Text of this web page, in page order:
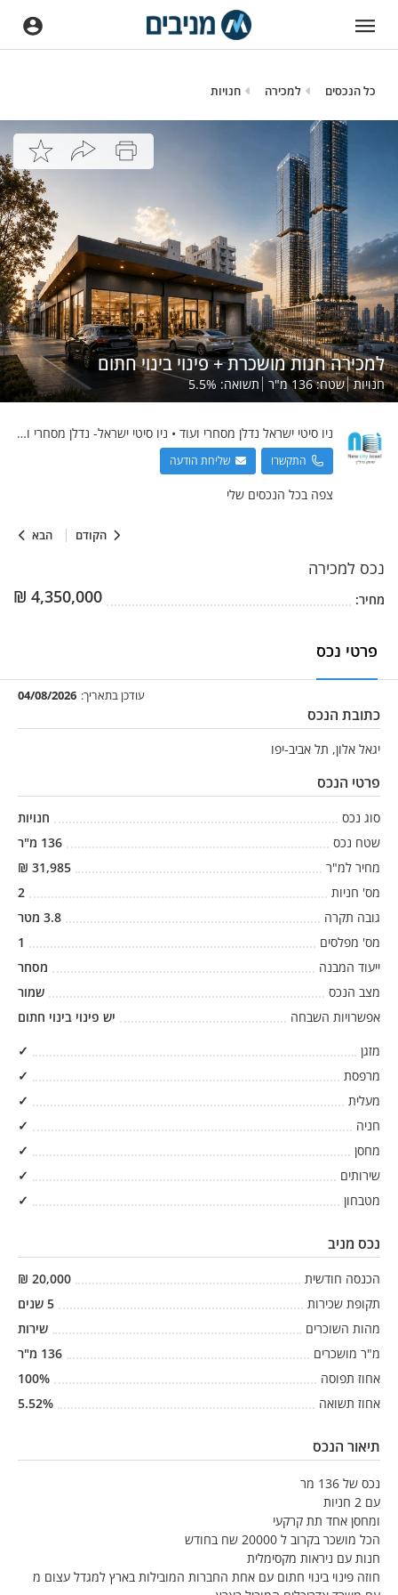
כל הנכסים למכירה חנויות
הקודם הבא
למכירה חנות מושכרת + פינוי בינוי חתום
חנויות שטח:136מ"ר תשואה: 5.5%
ניו סיטי ישראל נדלן מסחרי ועוד • ניו סיטי ישראל- נדלן מסחרי ועוד
התקשרו שליחת הודעה
צפה בכל הנכסים שלי
נכס למכירה
מחיר: 4,350,000
₪
פרטי נכס
עודכן בתאריך: 04/08/2026
כתובת הנכס
יגאל אלון, תל אביב-יפו
פרטי הנכס
סוג נכס
חנויות
שטח נכס
136 מ"ר
מחיר למ"ר
31,985
₪
מס' חניות
2
גובה תקרה
3.8 מטר
מס' מפלסים
1
ייעוד המבנה
מסחר
מצב הנכס
שמור
אפשרויות השבחה
יש פינוי בינוי חתום
מזגן
✓
מרפסת
✓
מעלית
✓
חניה
✓
מחסן
✓
שירותים
✓
מטבחון
✓
נכס מניב
הכנסה חודשית 20,000
₪
תקופת שכירות
5 שנים
מהות השוכרים
שירות
מ"ר מושכרים
136 מ"ר
אחוז תפוסה
100%
אחוז תשואה
5.52%
תיאור הנכס
נכס של 136 מר
עם 2 חניות
ומחסן אחד תת קרקעי
הכל מושכר בקרוב ל 20000 שח בחודש
חנות עם ניראות מקסימלית
חוזה פינוי בינוי חתום עם אחת החברות המובילות בארץ למגדל עצום מ